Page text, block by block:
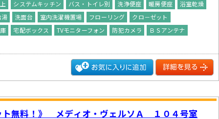
システムキッチン バス・トイレ別 洗浄便座 暖房便座
浴室乾燥
湯
洗面台 室内洗濯機置場 フローリング
クロ－ゼット
宅配ボックス TVモニターフォン 防犯カメラ ＢＳアンテナ
ト無料！》 メディオ・ヴェルソＡ １０４号室